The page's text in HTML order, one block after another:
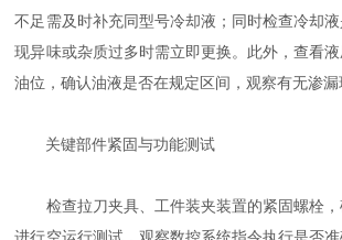
不足需及时补充同型号冷却液；同时检查冷却
现异味或杂质过多时需立即更换。此外，查看
油位，确认油液是否在规定区间，观察有无渗漏
关键部件紧固与功能测试
检查拉刀夹具、工件装夹装置的紧固螺栓，